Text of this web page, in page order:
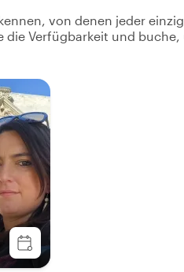
von denen jeder
Verfügbarkeit und